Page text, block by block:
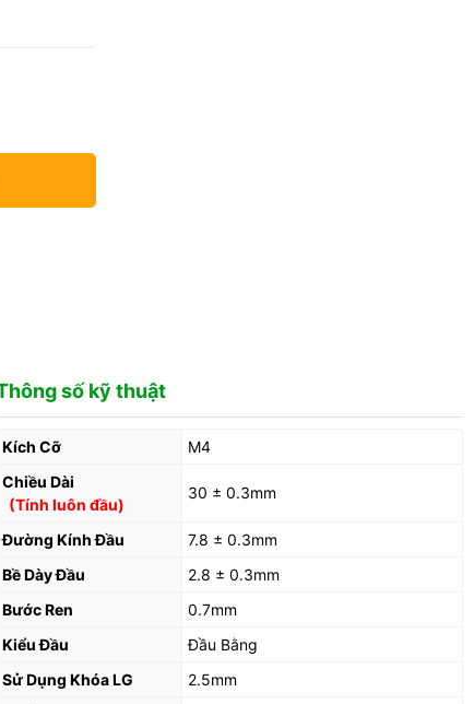
số kỹ thuật
Kích Cỡ
M4
Chiều Dài
(Tính luôn đầu)
30 ± 0.3mm
Đường Kính Đầu
7.8 ± 0.3mm
Bề Dày Đầu
2.8 ± 0.3mm
Bước Ren
0.7mm
Kiểu Đầu
Đầu Bằng
Sử Dụng Khóa LG
2.5mm